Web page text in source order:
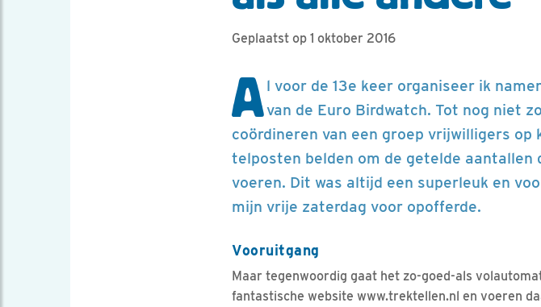
Geplaatst op 1 oktober 2016
Al voor de 13e keer organiseer ik
van de Euro Birdwatch. Tot nog niet
coördineren van een groep vrijwilligers
telposten belden om de getelde
voeren. Dit was altijd een superleuk en
mijn vrije zaterdag voor opofferde.
Vooruitgang
Maar tegenwoordig gaat het zo-goed-als
fantastische website www.trektellen.nl en voeren